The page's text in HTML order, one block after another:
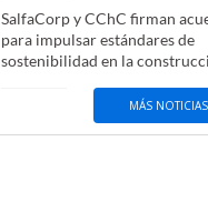
SalfaCorp y CChC firman
para impulsar estándares de
sostenibilidad en la
MÁS NOTICIAS